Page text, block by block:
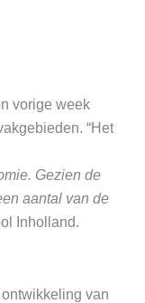
vorige week
“Het
Gezien de
aantal van de
Inholland.
van